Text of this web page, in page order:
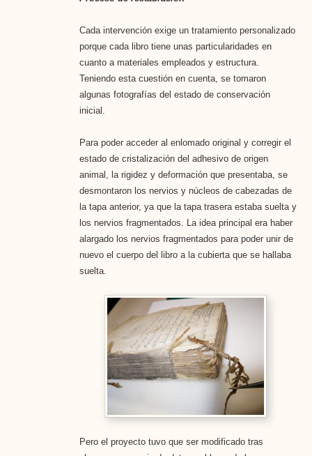
Cada intervención exige un tratamiento personalizado
porque cada libro tiene unas particularidades en
cuanto a materiales empleados y estructura.
Teniendo esta cuestión en cuenta, se tomaron
algunas fotografías del estado de conservación
inicial.
Para poder acceder al enlomado original y corregir el
estado de cristalización del adhesivo de origen
animal, la rigidez y deformación que presentaba, se
desmontaron los nervios y núcleos de cabezadas de
la tapa anterior, ya que la tapa trasera estaba suelta y
los nervios fragmentados. La idea principal era haber
alargado los nervios fragmentados para poder unir de
nuevo el cuerpo del libro a la cubierta que se hallaba
suelta.
Pero el proyecto tuvo que ser modificado tras